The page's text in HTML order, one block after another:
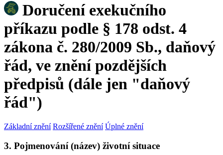
Doručení exekučního
příkazu podle § 178 odst. 4
zákona č. 280/2009 Sb., daňový
řád, ve znění pozdějších
předpisů (dále jen "daňový
řád")
Základní znění Rozšířené znění Úplné znění
3. Pojmenování (název) životní situace